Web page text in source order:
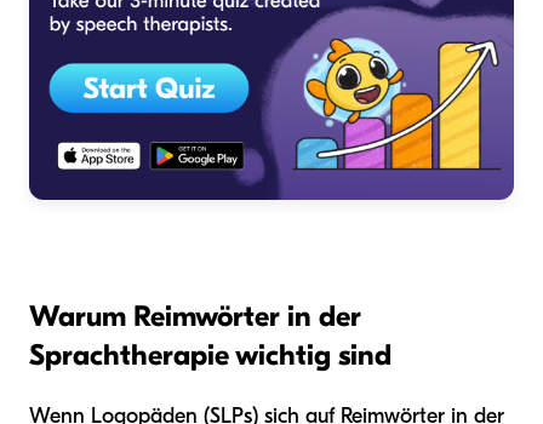
Warum Reimwörter in der
Sprachtherapie wichtig sind
Wenn Logopäden (SLPs) sich auf Reimwörter in der